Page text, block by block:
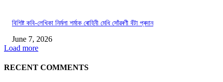
বিশিষ্ট কবি-লেখিকা নিৰ্মলা শৰ্মাক ৰোহিনী মেধি সোঁৱৰণী বঁটা প্ৰদান
June 7, 2026
Load more
RECENT COMMENTS